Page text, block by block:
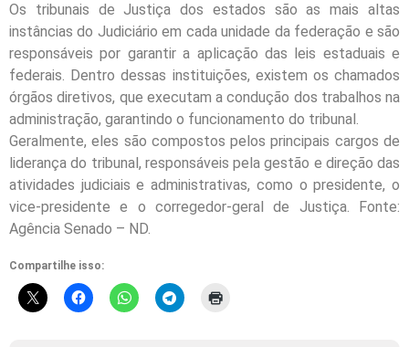
Os tribunais de Justiça dos estados são as mais altas
instâncias do Judiciário em cada unidade da federação e são
responsáveis por garantir a aplicação das leis estaduais e
federais. Dentro dessas instituições, existem os chamados
órgãos diretivos, que executam a condução dos trabalhos na
administração, garantindo o funcionamento do tribunal.
Geralmente, eles são compostos pelos principais cargos de
liderança do tribunal, responsáveis pela gestão e direção das
atividades judiciais e administrativas, como o presidente, o
vice-presidente e o corregedor-geral de Justiça. Fonte:
Agência Senado – ND.
Compartilhe isso: